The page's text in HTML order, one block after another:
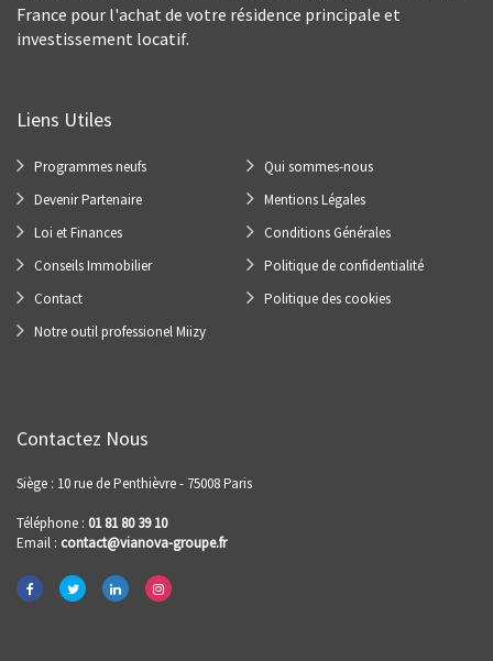
France pour l'achat de votre résidence principale et
investissement locatif.
Liens Utiles
Programmes neufs
Devenir Partenaire
Loi et Finances
Conseils Immobilier
Contact
Notre outil professionel Miizy
Qui sommes-nous
Mentions Légales
Conditions Générales
Politique de confidentialité
Politique des cookies
Contactez Nous
Siège : 10 rue de Penthièvre - 75008 Paris
Téléphone : 01 81 80 39 10
Email : contact@vianova-groupe.fr